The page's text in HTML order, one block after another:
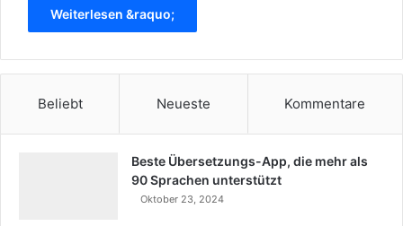
Weiterlesen &raquo;
Beliebt Neueste Kommentare
Beste Übersetzungs-App, die mehr als
90 Sprachen unterstützt
Oktober 23, 2024